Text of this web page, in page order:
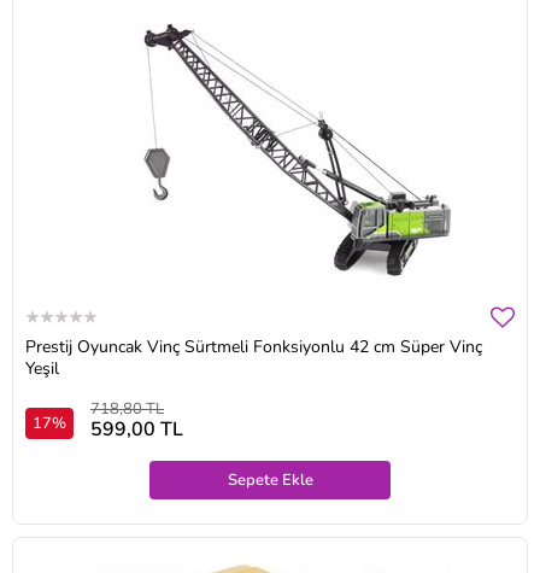
Prestij Oyuncak Vinç Sürtmeli Fonksiyonlu 42 cm Süper Vinç
Yeşil
17%
718,80 TL
599,00 TL
Sepete Ekle